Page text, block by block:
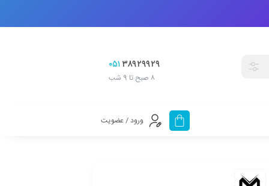
۳۸۹۲۹۹۲۹۰۵۱
۸ صبح تا 9 شب
ورود / عضویت